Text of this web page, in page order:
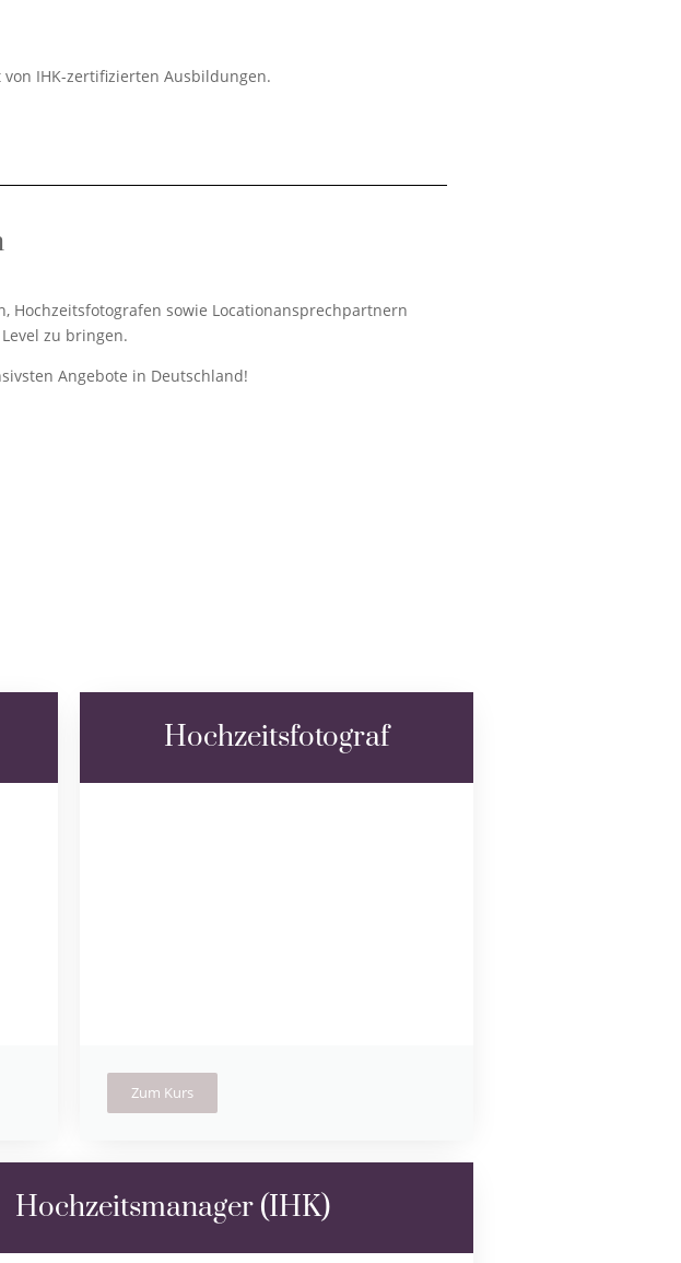
IHK-zertifizierten Ausbildungen.
Hochzeitsfotografen sowie Locationansprechpartnern
zu bringen.
Angebote in Deutschland!
Hochzeitsfotograf
Zum Kurs
Hochzeitsmanager (IHK)